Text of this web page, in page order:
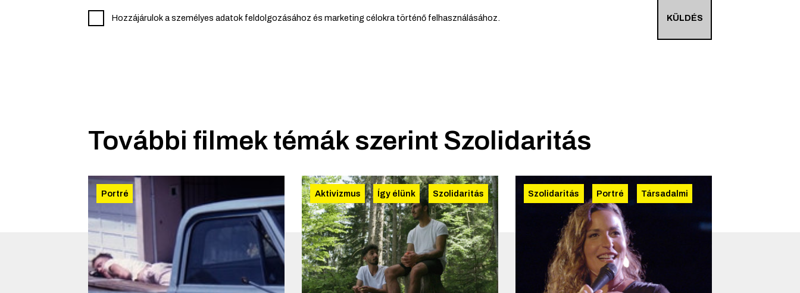
Hozzájárulok a személyes adatok feldolgozásához és marketing célokra történő felhasználásához. KÜLDÉS
További filmek témák szerint Szolidaritás
Portré Aktivizmus Így élünk Szolidaritás Szolidaritás Portré Társadalmi